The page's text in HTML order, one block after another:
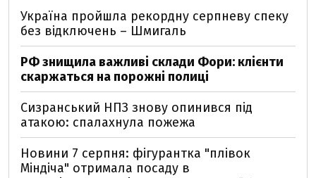
Україна пройшла рекордну серпневу спеку
без відключень – Шмигаль
РФ знищила важливі склади Фори: клієнти
скаржаться на порожні полиці
Сизранський НПЗ знову опинився під
атакою: спалахнула пожежа
Новини 7 серпня: фігурантка "плівок
Міндіча" отримала посаду в